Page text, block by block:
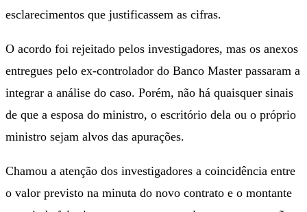
esclarecimentos que justificassem as cifras.
O acordo foi rejeitado pelos investigadores, mas os anexos
entregues pelo ex-controlador do Banco Master passaram a
integrar a análise do caso. Porém, não há quaisquer sinais
de que a esposa do ministro, o escritório dela ou o próprio
ministro sejam alvos das apurações.
Chamou a atenção dos investigadores a coincidência entre
o valor previsto na minuta do novo contrato e o montante